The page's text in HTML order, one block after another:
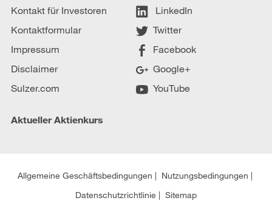
Kontakt für Investoren
Kontaktformular
Impressum
Disclaimer
Sulzer.com
LinkedIn
Twitter
Facebook
Google+
YouTube
Aktueller Aktienkurs
Allgemeine Geschäftsbedingungen
Nutzungsbedingungen
Datenschutzrichtlinie
Sitemap